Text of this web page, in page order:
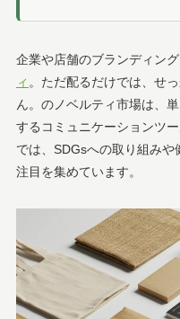
企業や店舗のブランディン
ィ 。ただ配るだけでは、せ
ん。のノベルティ市場は、
するコミュニケーションツ
では、SDGsへの取り組み
注目を集めています。